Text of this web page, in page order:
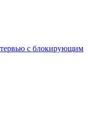
с блокирующим